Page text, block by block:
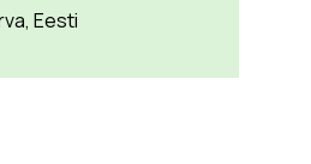
Eesti